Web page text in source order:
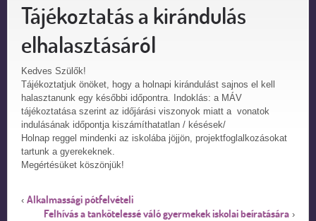
Tájékoztatás a kirándulás
elhalasztásáról
Kedves Szülők!
Tájékoztatjuk önöket, hogy a holnapi kirándulást sajnos el kell
halasztanunk egy későbbi időpontra. Indoklás: a MÁV
tájékoztatása szerint az időjárási viszonyok miatt a vonatok
indulásának időpontja kiszámíthatatlan / késések/
Holnap reggel mindenki az iskolába jöjjön, projektfoglalkozásokat
tartunk a gyerekeknek.
Megértésüket köszönjük!
‹ Alkalmassági pótfelvételi
Felhívás a tankötelessé váló gyermekek iskolai beíratására ›